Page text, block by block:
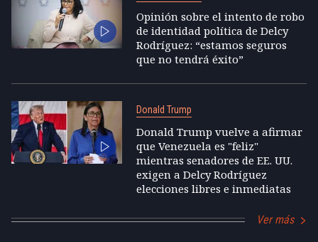
Opinión sobre el intento de robo
de identidad política de Delcy
Rodríguez: “estamos seguros
que no tendrá éxito”
Donald Trump
Donald Trump vuelve a afirmar
que Venezuela es "feliz"
mientras senadores de EE. UU.
exigen a Delcy Rodríguez
elecciones libres e inmediatas
Ver más